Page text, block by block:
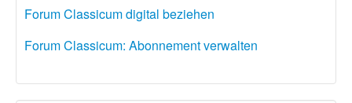
Forum Classicum digital beziehen
Forum Classicum: Abonnement verwalten